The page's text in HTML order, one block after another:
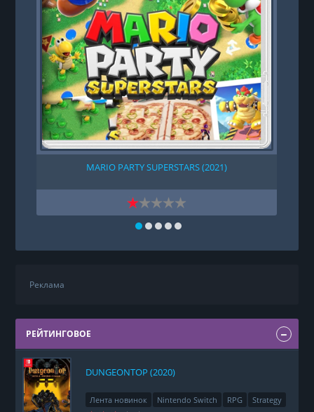
MARIO PARTY SUPERSTARS (2021)
Реклама
РЕЙТИНГОВОЕ
DUNGEONTOP (2020)
Лента новинок Nintendo Switch RPG Strategy